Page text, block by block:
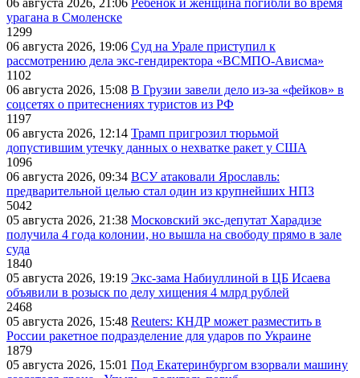
06 августа 2026, 21:06 Ребёнок и женщина погибли во время
урагана в Смоленске
1299
06 августа 2026, 19:06 Суд на Урале приступил к
рассмотрению дела экс-гендиректора «ВСМПО-Ависма»
1102
06 августа 2026, 15:08 В Грузии завели дело из-за «фейков» в
соцсетях о притеснениях туристов из РФ
1197
06 августа 2026, 12:14 Трамп пригрозил тюрьмой
допустившим утечку данных о нехватке ракет у США
1096
06 августа 2026, 09:34 ВСУ атаковали Ярославль:
предварительной целью стал один из крупнейших НПЗ
5042
05 августа 2026, 21:38 Московский экс-депутат Харадизе
получила 4 года колонии, но вышла на свободу прямо в зале
суда
1840
05 августа 2026, 19:19 Экс-зама Набиуллиной в ЦБ Исаева
объявили в розыск по делу хищения 4 млрд рублей
2468
05 августа 2026, 15:48 Reuters: КНДР может разместить в
России ракетное подразделение для ударов по Украине
1879
05 августа 2026, 15:01 Под Екатеринбургом взорвали машину